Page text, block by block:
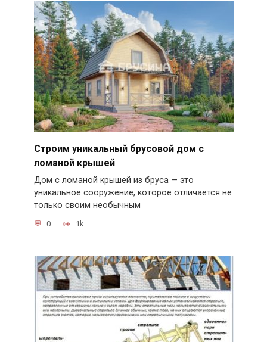
Строим уникальный брусовой дом с
ломаной крышей
Дом с ломаной крышей из бруса — это
уникальное сооружение, которое отличается не
только своим необычным
0 1k.